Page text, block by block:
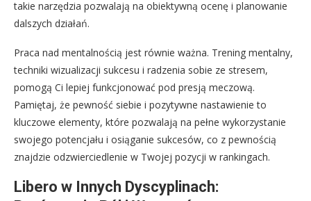
takie narzędzia pozwalają na obiektywną ocenę i planowanie
dalszych działań.
Praca nad mentalnością jest równie ważna. Trening mentalny,
techniki wizualizacji sukcesu i radzenia sobie ze stresem,
pomogą Ci lepiej funkcjonować pod presją meczową.
Pamiętaj, że pewność siebie i pozytywne nastawienie to
kluczowe elementy, które pozwalają na pełne wykorzystanie
swojego potencjału i osiąganie sukcesów, co z pewnością
znajdzie odzwierciedlenie w Twojej pozycji w rankingach.
Libero w Innych Dyscyplinach: